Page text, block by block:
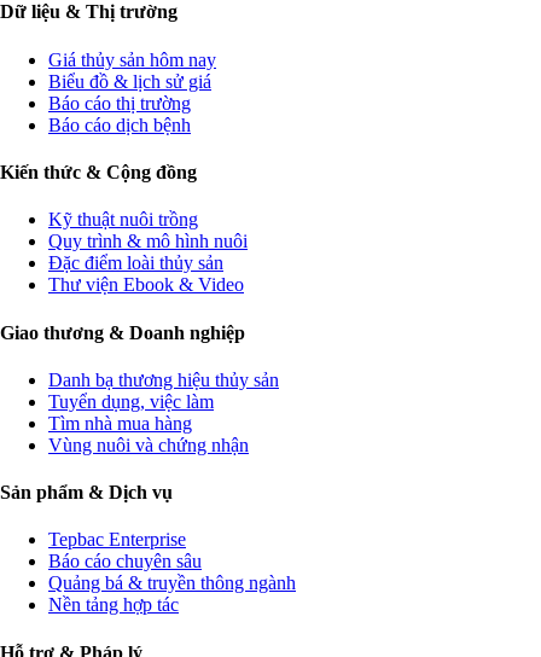
Dữ liệu & Thị trường
Giá thủy sản hôm nay
Biểu đồ & lịch sử giá
Báo cáo thị trường
Báo cáo dịch bệnh
Kiến thức & Cộng đồng
Kỹ thuật nuôi trồng
Quy trình & mô hình nuôi
Đặc điểm loài thủy sản
Thư viện Ebook & Video
Giao thương & Doanh nghiệp
Danh bạ thương hiệu thủy sản
Tuyển dụng, việc làm
Tìm nhà mua hàng
Vùng nuôi và chứng nhận
Sản phẩm & Dịch vụ
Tepbac Enterprise
Báo cáo chuyên sâu
Quảng bá & truyền thông ngành
Nền tảng hợp tác
Hỗ trợ & Pháp lý